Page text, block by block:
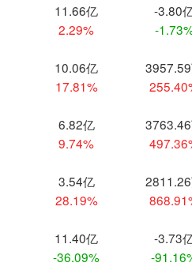
11.66亿
2.29%
-3.80
-
10.06亿
17.81%
6.82亿
9.74%
3.54亿
28.19%
11.40亿
-36.09%
-3.73
-